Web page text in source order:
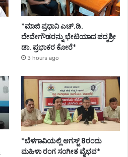
*ಮಾಜಿ ಪ್ರಧಾನಿ ಎಚ್.ಡಿ.
ದೇವೇಗೌಡರನ್ನು ಭೇಟಿಯಾದ ಪದ್ಮಶ್ರೀ
ಡಾ. ಪ್ರಭಾಕರ ಕೋರೆ*
3 hours ago
*ಬೆಳಗಾವಿಯಲ್ಲಿ ಆಗಸ್ಟ್ 8ರಂದು
ಮಹಿಳಾ ರಂಗ ಸಂಗೀತ ವೈಭವ*